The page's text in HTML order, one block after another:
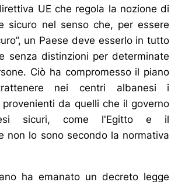
UE che regola la nozione di
sicuro nel senso che, per essere
un Paese deve esserlo in tutto
senza distinzioni per determinate
Ciò ha compromesso il piano
nei centri albanesi i
da quelli che il governo
sicuri, come l'Egitto e il
non lo sono secondo la normativa
ha emanato un decreto legge